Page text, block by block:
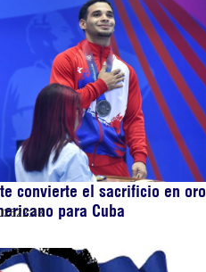
convierte el sacrificio en oro
para Cuba
22:43